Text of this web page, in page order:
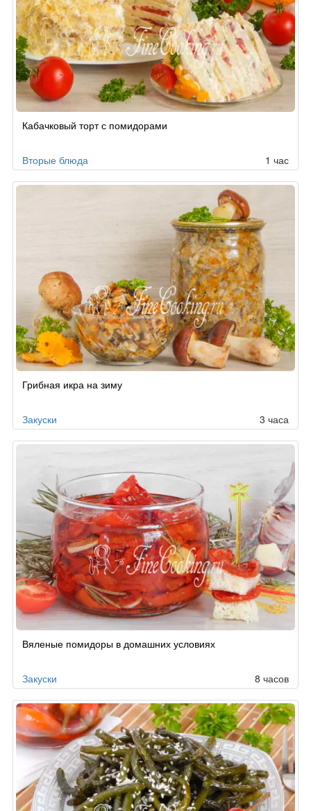
Кабачковый торт с помидорами
Вторые блюда 1 час
Грибная икра на зиму
Закуски 3 часа
Вяленые помидоры в домашних условиях
Закуски 8 часов